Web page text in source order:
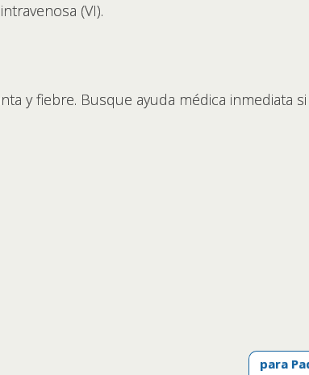
(VI).
y fiebre. Busque ayuda médica inmediata
para